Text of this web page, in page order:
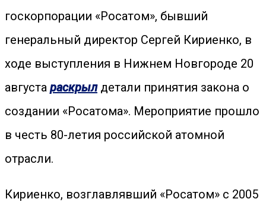
госкорпорации «Росатом», бывший
генеральный директор Сергей Кириенко, в
ходе выступления в Нижнем Новгороде 20
августа раскрыл детали принятия закона о
создании «Росатома». Мероприятие прошло
в честь 80-летия российской атомной
отрасли.
Кириенко, возглавлявший «Росатом» с 2005